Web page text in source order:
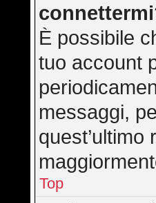
È possibile
tuo account
messaggi,
Top